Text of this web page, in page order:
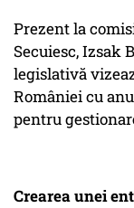
Prezent la
Secuiesc, Izsak
legislativă
României cu
pentru
Crearea unei